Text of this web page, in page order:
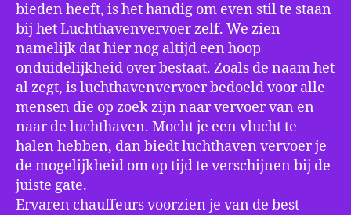
bieden heeft, is het handig om even stil te staan
bij het Luchthavenvervoer zelf. We zien
namelijk dat hier nog altijd een hoop
onduidelijkheid over bestaat. Zoals de naam het
al zegt, is luchthavenvervoer bedoeld voor alle
mensen die op zoek zijn naar vervoer van en
naar de luchthaven. Mocht je een vlucht te
halen hebben, dan biedt luchthaven vervoer je
de mogelijkheid om op tijd te verschijnen bij de
juiste gate.
Ervaren chauffeurs voorzien je van de best